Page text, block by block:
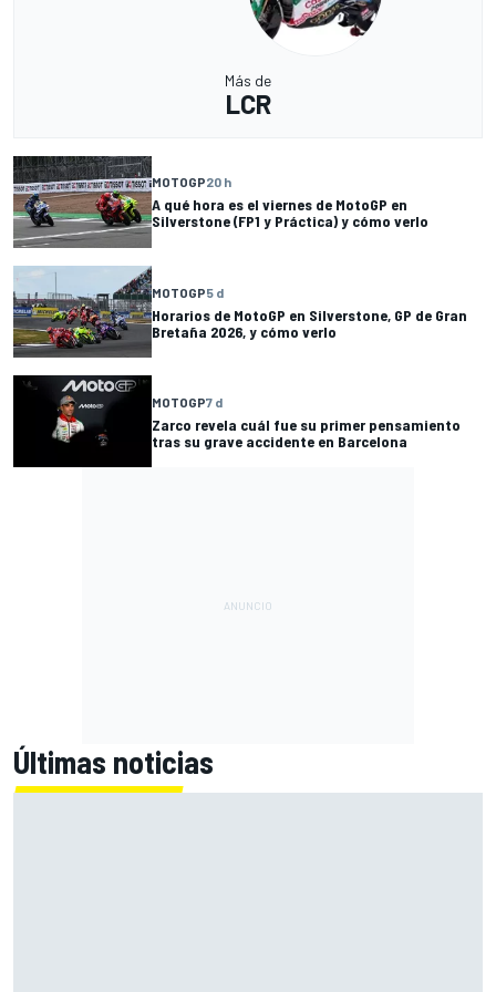
Más de
LCR
MOTOGP20 h
A qué hora es el viernes de MotoGP en
Silverstone (FP1 y Práctica) y cómo verlo
MOTOGP5 d
Horarios de MotoGP en Silverstone, GP de Gran
Bretaña 2026, y cómo verlo
MOTOGP7 d
Zarco revela cuál fue su primer pensamiento
tras su grave accidente en Barcelona
Últimas noticias